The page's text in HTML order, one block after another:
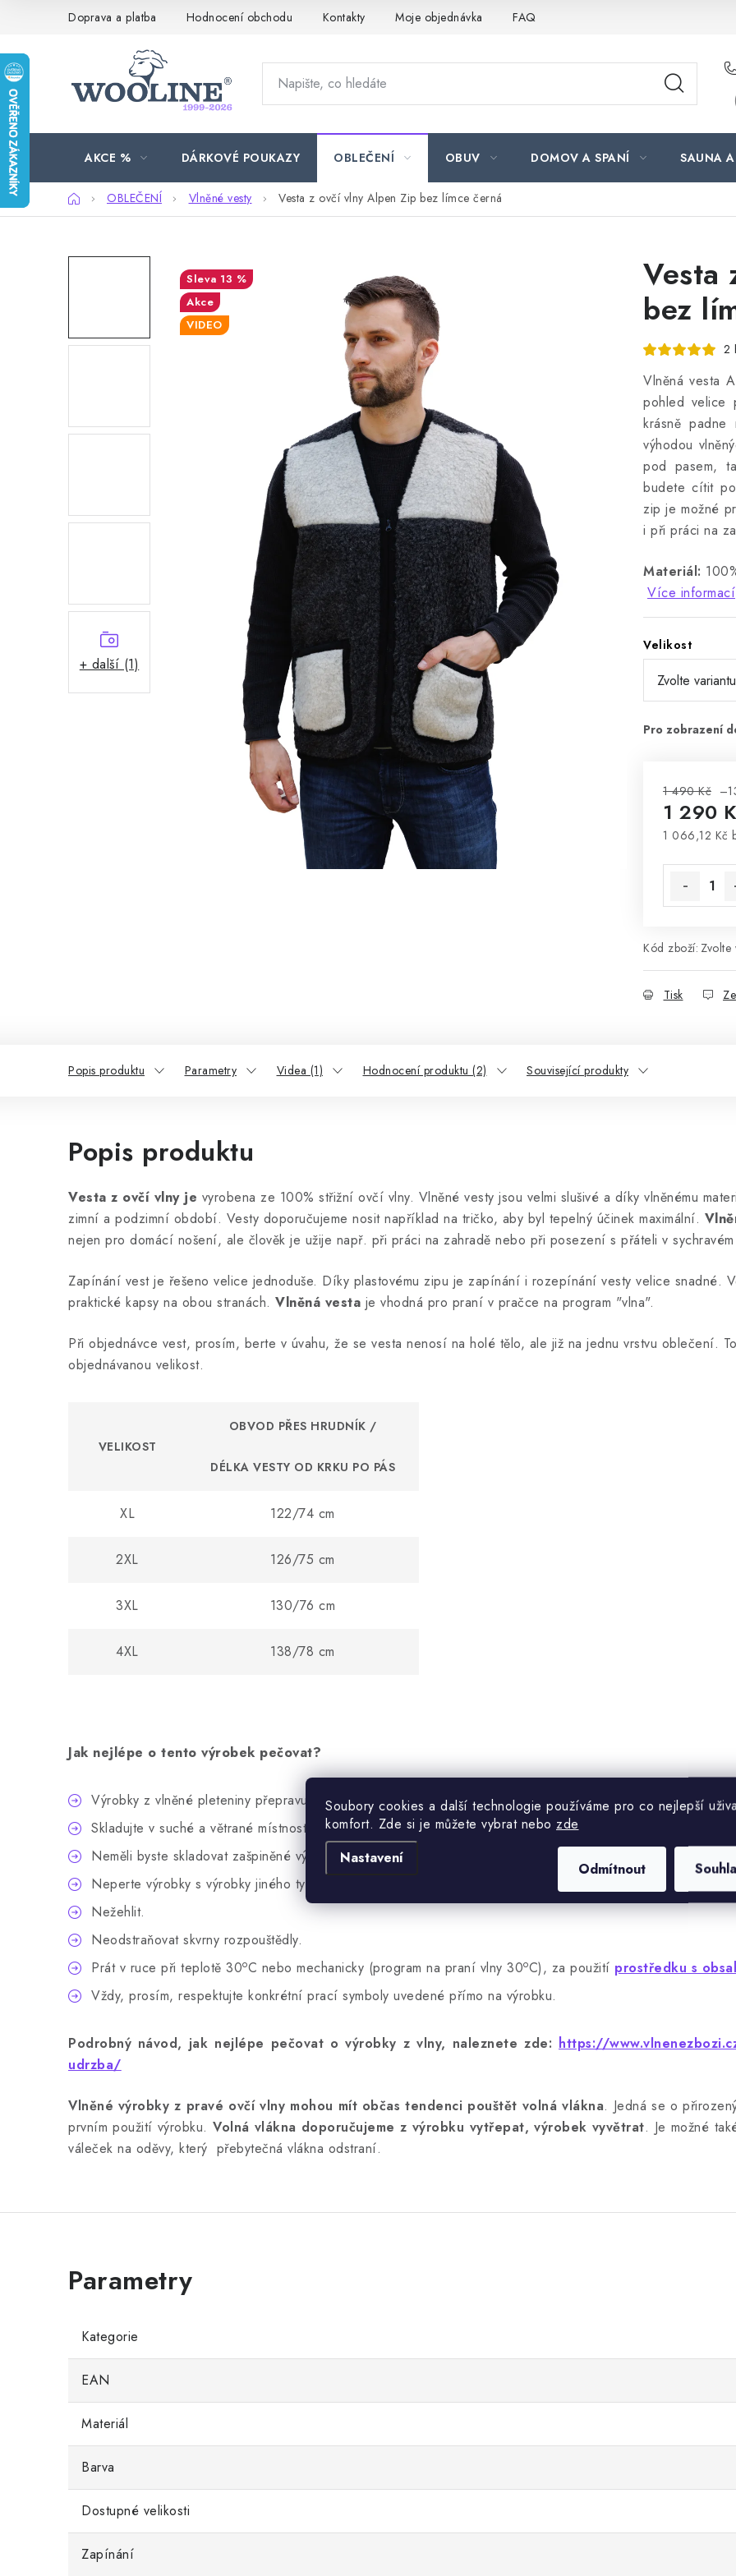
Soubory cookies a další technologie používáme pro co nejlepší
komfort. Zde si je můžete vybrat nebo zde
Nastavení
Odmítnout
Doprava a platba Hodnocení obchodu Kontakty Moje objednávka FAQ
AKCE % DÁRKOVÉ POUKAZY OBLEČENÍ OBUV DOMOV A SPANÍ SAUNA
DomůOBLEČENÍ Vlněné vesty Vesta z ovčí vlny Alpen Zip bez límce černá
+ další (1)
Vesta
bez
2
Vlněná vesta
pohled velice
krásně
výhodou
pod pasem,
budete cítit
zip je možné
i při práci na
Materiál:
Více informací
Velikost
1 490 Kč
1 290
1 066,12 Kč
Kód zboží: Zvolte
Tisk
13 %
Akce
VIDEO
Popis produktu Parametry Videa (1) Hodnocení produktu (2) Související produkty
Popis produktu
Vesta z ovčí vlny je vyrobena ze 100% střižní ovčí vlny. Vlněné vesty jsou velmi slušivé a díky vlněnému
zimní a podzimní období. Vesty doporučujeme nosit například na tričko, aby byl tepelný účinek maximální.
nejen pro domácí nošení, ale člověk je užije např. při práci na zahradě nebo při posezení s přáteli v
Zapínání vest je řešeno velice jednoduše. Díky plastovému zipu je zapínání i rozepínání vesty velice snadné.
praktické kapsy na obou stranách. Vlněná vesta je vhodná pro praní v pračce na program "vlna".
Při objednávce vest, prosím, berte v úvahu, že se vesta nenosí na holé tělo, ale již na jednu vrstvu oblečení.
objednávanou velikost.
VELIKOST
OBVOD PŘES HRUDNÍK /
DÉLKA VESTY OD KRKU PO PÁS
XL 122/74 cm
2XL 126/75 cm
3XL 130/76 cm
4XL 138/78 cm
Jak nejlépe o tento výrobek pečovat?
Výrobky z vlněné pleteniny přepravujte v originálním obalu, chraňte před zašpiněním, mechanickým
Skladujte v suché a větrané místnosti, daleko od zdrojů tepla, vlhkosti a zdrojů světla.
Neměli byste skladovat zašpiněné výrobky.
Neperte výrobky s výrobky jiného typu.
Nežehlit.
Neodstraňovat skvrny rozpouštědly.
Prát v ruce při teplotě 30oC nebo mechanicky (program na praní vlny 30oC), za použití prostředku s
Vždy, prosím, respektujte konkrétní prací symboly uvedené přímo na výrobku.
Podrobný návod, jak nejlépe pečovat o výrobky z vlny, naleznete zde: https://
udrzba/
Vlněné výrobky z pravé ovčí vlny mohou mít občas tendenci pouštět volná vlákna. Jedná se o
prvním použití výrobku.Volná vlákna doporučujeme z výrobku vytřepat, výrobek vyvětrat. Je možné
váleček na oděvy, který přebytečná vlákna odstraní.
Kategorie
EAN
Materiál
Barva
Dostupné velikosti
Zapínání